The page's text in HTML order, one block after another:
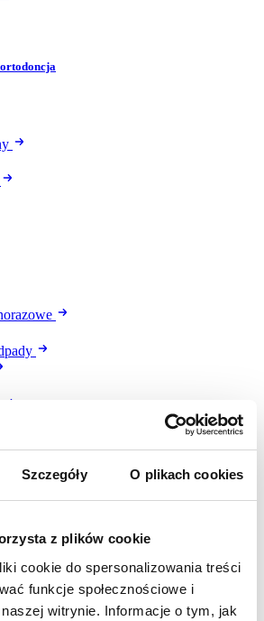
Szczegóły O plikach cookies
z plików cookie
cookie do spersonalizowania treści
funkcje społecznościowe i
witrynie. Informacje o tym, jak